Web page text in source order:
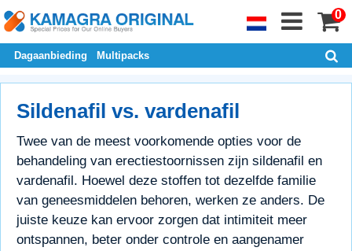
0
Dagaanbieding Multipacks
Sildenafil vs. vardenafil
Twee van de meest voorkomende opties voor de
behandeling van erectiestoornissen zijn sildenafil en
vardenafil. Hoewel deze stoffen tot dezelfde familie
van geneesmiddelen behoren, werken ze anders. De
juiste keuze kan ervoor zorgen dat intimiteit meer
ontspannen, beter onder controle en aangenamer